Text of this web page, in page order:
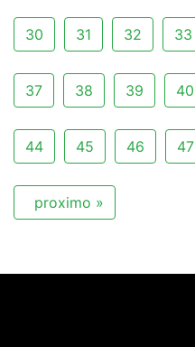
30 31 32 33
37 38 39 40
44 45 46 47
proximo »